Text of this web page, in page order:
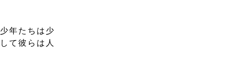
年たちは少
て彼らは人